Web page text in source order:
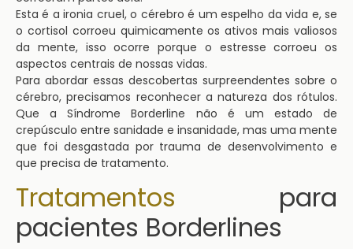
Esta é a ironia cruel, o cérebro é um espelho da vida e, se
o cortisol corroeu quimicamente os ativos mais valiosos
da mente, isso ocorre porque o estresse corroeu os
aspectos centrais de nossas vidas.
Para abordar essas descobertas surpreendentes sobre o
cérebro, precisamos reconhecer a natureza dos rótulos.
Que a Síndrome Borderline não é um estado de
crepúsculo entre sanidade e insanidade, mas uma mente
que foi desgastada por trauma de desenvolvimento e
que precisa de tratamento.
Tratamentos para
pacientes Borderlines